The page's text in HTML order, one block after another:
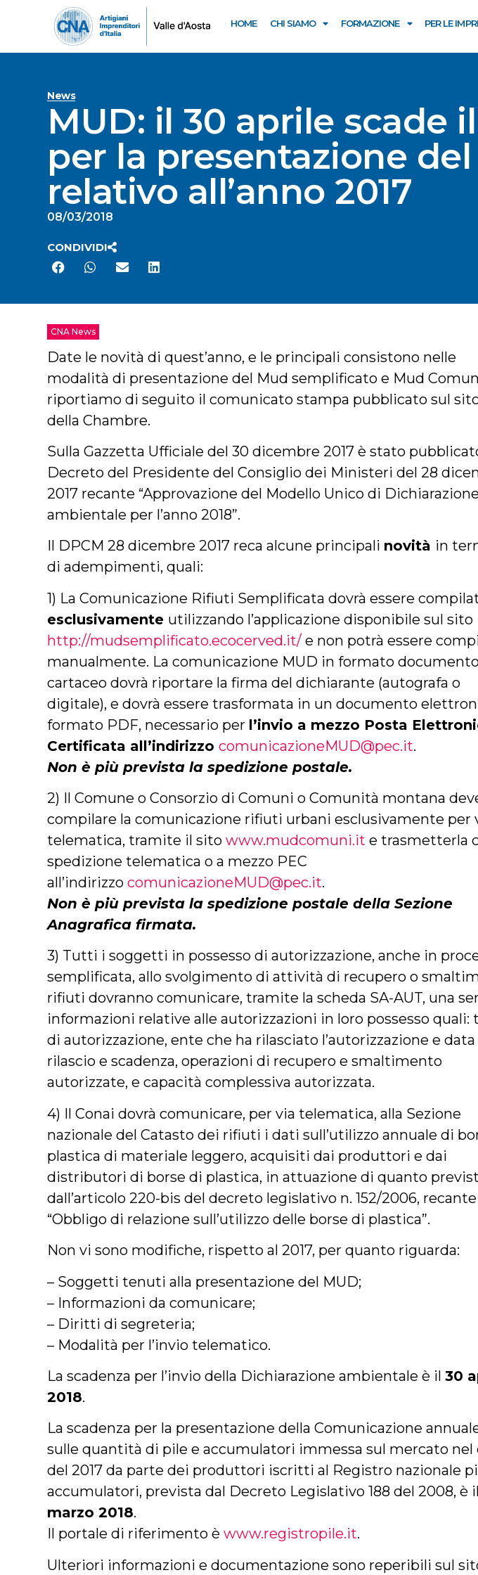
HOME CHI SIAMO FORMAZIONE PER LE
News
MUD: il 30 aprile scade
per la presentazione
relativo all’anno 2017
08/03/2018
CONDIVIDI
CNA News
Date le novità di quest’anno, e le principali consistono nelle
modalità di presentazione del Mud semplificato e Mud
riportiamo di seguito il comunicato stampa pubblicato sul
della Chambre.
Sulla Gazzetta Ufficiale del 30 dicembre 2017 è stato
Decreto del Presidente del Consiglio dei Ministeri del 28
2017 recante “Approvazione del Modello Unico di Dichiarazione
ambientale per l’anno 2018”.
Il DPCM 28 dicembre 2017 reca alcune principali novità in
di adempimenti, quali:
1) La Comunicazione Rifiuti Semplificata dovrà essere
esclusivamente utilizzando l’applicazione disponibile sul sito
http://mudsemplificato.ecocerved.it/e non potrà essere
manualmente. La comunicazione MUD in formato
cartaceo dovrà riportare la firma del dichiarante (autografa o
digitale), e dovrà essere trasformata in un documento
formato PDF, necessario per l’invio a mezzo Posta
Certificata all’indirizzocomunicazioneMUD@pec.it.
Non è più prevista laspedizione postale.
2) Il Comune o Consorzio di Comuni o Comunità montana
compilare la comunicazione rifiuti urbani esclusivamente per
telematica, tramite il sitowww.mudcomuni.ite trasmetterla
spedizione telematica o a mezzo PEC
all’indirizzocomunicazioneMUD@pec.it.
Non è più prevista la spedizione postaledella Sezione
Anagrafica firmata.
3) Tutti i soggetti in possesso di autorizzazione, anche in
semplificata, allo svolgimento di attività di recupero o
rifiuti dovranno comunicare, tramite la scheda SA-AUT, una
informazioni relative alle autorizzazioni in loro possesso quali:
di autorizzazione, ente che ha rilasciato l’autorizzazione e
rilascio e scadenza, operazioni di recupero e smaltimento
autorizzate, e capacità complessiva autorizzata.
4) Il Conai dovrà comunicare, per via telematica, alla Sezione
nazionale del Catasto dei rifiuti i dati sull’utilizzo annuale di
plastica di materiale leggero, acquisiti dai produttori e dai
distributori di borse di plastica, in attuazione di quanto
dall’articolo 220-bis del decreto legislativo n. 152/2006, recante
“Obbligo di relazione sull’utilizzo delle borse di plastica”.
Non vi sono modifiche, rispetto al 2017, per quanto riguarda:
– Soggetti tenuti alla presentazione del MUD;
– Informazioni da comunicare;
– Diritti di segreteria;
– Modalità per l’invio telematico.
La scadenza per l’invio della Dichiarazione ambientale è il30
2018.
La scadenza per la presentazione della Comunicazione
sulle quantità di pile e accumulatori immessa sul mercato nel
del 2017 da parte dei produttori iscritti al Registro nazionale
accumulatori, prevista dal Decreto Legislativo 188 del 2008, è
marzo 2018.
Il portale di riferimento èwww.registropile.it.
Ulteriori informazioni e documentazione sono reperibili sul